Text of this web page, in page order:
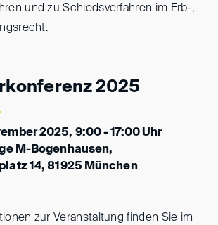
und zu Schiedsverfahren im Erb-,
2025
2025, 9:00 - 17:00 Uhr
M-Bogenhausen,
14, 81925 München
zur Veranstaltung finden Sie im